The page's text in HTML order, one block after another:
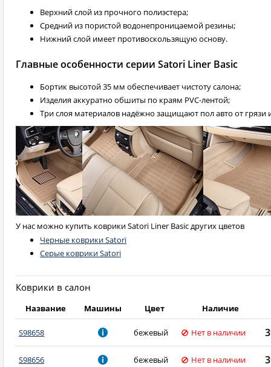
Верхний слой из прочного полиэстера;
Средний из пористой водонепроницаемой резины;
Нижний слой имеет противоскользящую основу.
Главные особенности серии Satori Liner Basic
Бортик высотой 35 мм обеспечивает чистоту салона;
Изделия аккуратно обшиты по краям PVC-лентой;
Три слоя материалов надёжно защищают пол авто от грязи
У нас можно купить коврики Satori Liner Basic других цветов
Черные коврики Satori
Серые коврики Satori
Коврики в салон
Название Машины Цвет Наличие
S98658 бежевый Нет в наличии
S98656 бежевый Нет в наличии